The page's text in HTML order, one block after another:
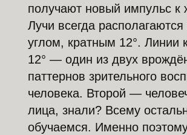
получают новый импульс к
Лучи всегда располагаются
углом, кратным 12°. Линии
12° — один из двух
паттернов зрительного
человека. Второй —
лица, знали? Всему
обучаемся. Именно